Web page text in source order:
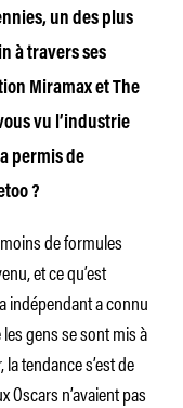
un des plus
à travers ses
Miramax et The
vu l’industrie
permis de
?
moins de formules
et ce qu’est
indépendant a connu
gens se sont mis à
tendance s’est de
Oscars n’avaient pas